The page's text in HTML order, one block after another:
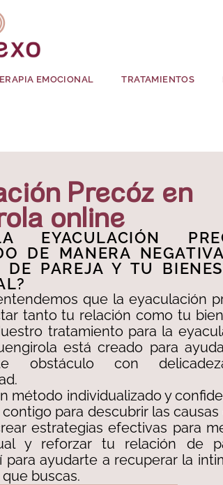
EMOCIONAL TRATAMIENTOS
Precóz en
online
EYACULACIÓN
DE MANERA
DE PAREJA Y TU
que la eyaculación
tanto tu relación como tu
tratamiento para la
está creado para
obstáculo con
método individualizado y
para descubrir las causas
estrategias efectivas para
y reforzar tu relación de
para ayudarte a recuperar la
buscas.